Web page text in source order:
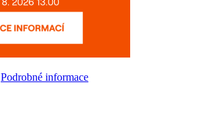
Podrobné informace